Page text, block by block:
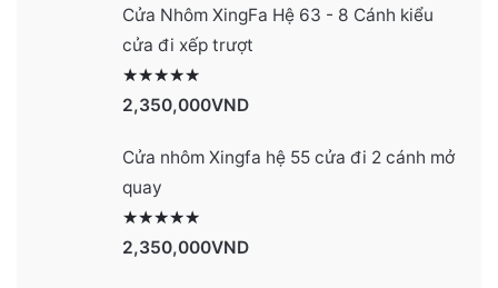
Cửa Nhôm XingFa Hệ 63 - 8 Cánh kiểu
cửa đi xếp trượt
2,350,000VND
Cửa nhôm Xingfa hệ 55 cửa đi 2 cánh mở
quay
2,350,000VND